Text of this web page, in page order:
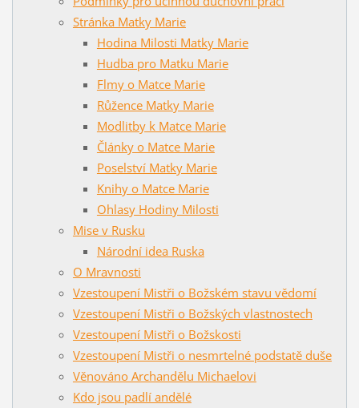
Stránka Matky Marie
Hodina Milosti Matky Marie
Hudba pro Matku Marie
Flmy o Matce Marie
Růžence Matky Marie
Modlitby k Matce Marie
Články o Matce Marie
Poselství Matky Marie
Knihy o Matce Marie
Ohlasy Hodiny Milosti
Mise v Rusku
Národní idea Ruska
O Mravnosti
Vzestoupení Mistři o Božském stavu vědomí
Vzestoupení Mistři o Božských vlastnostech
Vzestoupení Mistři o Božskosti
Vzestoupení Mistři o nesmrtelné podstatě duše
Věnováno Archandělu Michaelovi
Kdo jsou padlí andělé